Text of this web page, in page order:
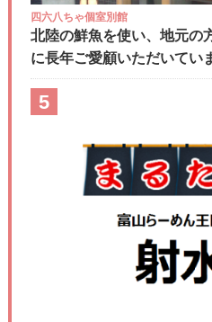
四六八ちゃ個室別館
北陸の鮮魚を使い、地元の
に長年ご愛顧いただいてい
5